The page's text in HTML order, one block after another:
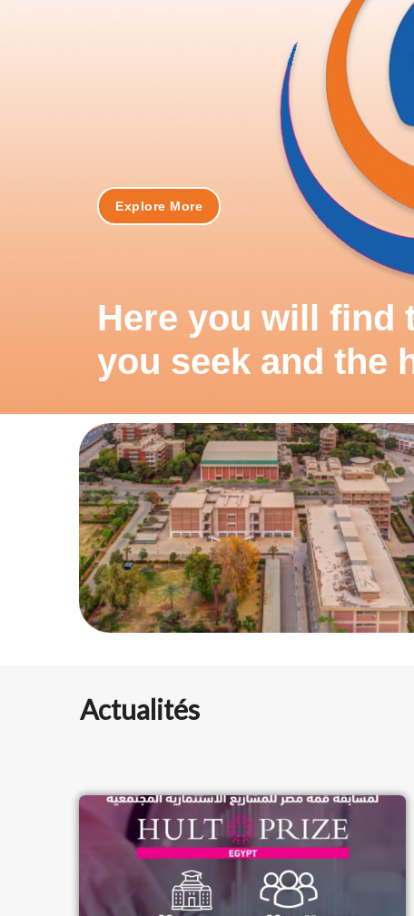
Here you will find
you seek and the
Explore More
Actualités